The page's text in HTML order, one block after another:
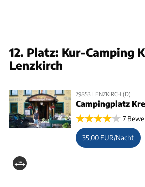
12. Platz: Kur-Camping
Lenzkirch
79853 LENZKIRCH (D)
Campingplatz
7
35,00 EUR/Nacht